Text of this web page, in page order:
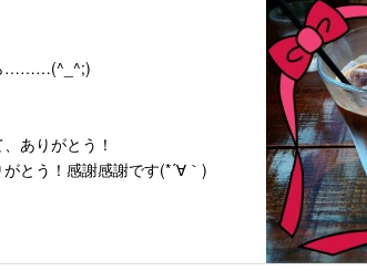
ら………(^_^;)
ありがとう！
とう！感謝感謝です(*´∀｀)